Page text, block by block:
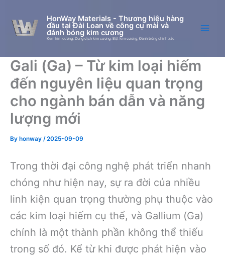
content
HonWay Materials - Thương hiệu hàng
đầu tại Đài Loan về công cụ mài và
đánh bóng kim cương
Kem kim cương; Dung dịch kim cương; Bột kim cương; Đánh bóng chính xác
Gali (Ga) – Từ kim loại hiếm
đến nguyên liệu quan trọng
cho ngành bán dẫn và năng
lượng mới
By honway /2025-09-09
Trong thời đại công nghệ phát triển nhanh
chóng như hiện nay, sự ra đời của nhiều
linh kiện quan trọng thường phụ thuộc vào
các kim loại hiếm cụ thể, và Gallium (Ga)
chính là một thành phần không thể thiếu
trong số đó. Kể từ khi được phát hiện vào